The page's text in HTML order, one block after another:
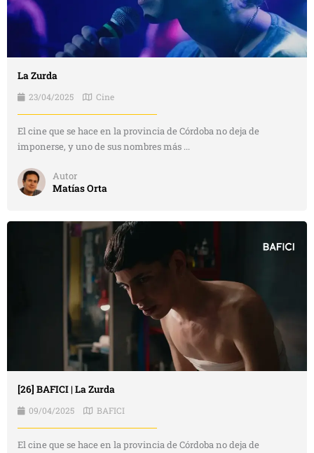
La Zurda
23/04/2025 Cine
El cine que se hace en la provincia de Córdoba no deja de
imponerse, y uno de sus nombres más ...
Autor
Matías Orta
[26] BAFICI | La Zurda
09/04/2025 BAFICI
El cine que se hace en la provincia de Córdoba no deja de